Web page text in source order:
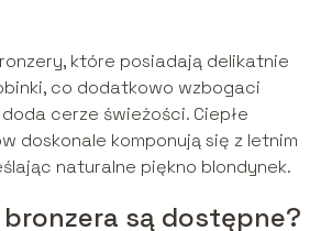
które posiadają delikatnie
co dodatkowo wzbogaci
cerze świeżości. Ciepłe
doskonale komponują się z letnim
naturalne piękno blondynek.
są dostępne?